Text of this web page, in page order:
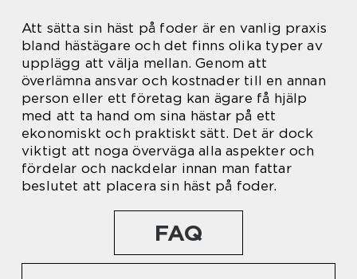
Att sätta sin häst på foder är en vanlig praxis
bland hästägare och det finns olika typer av
upplägg att välja mellan. Genom att
överlämna ansvar och kostnader till en annan
person eller ett företag kan ägare få hjälp
med att ta hand om sina hästar på ett
ekonomiskt och praktiskt sätt. Det är dock
viktigt att noga överväga alla aspekter och
fördelar och nackdelar innan man fattar
beslutet att placera sin häst på foder.
FAQ